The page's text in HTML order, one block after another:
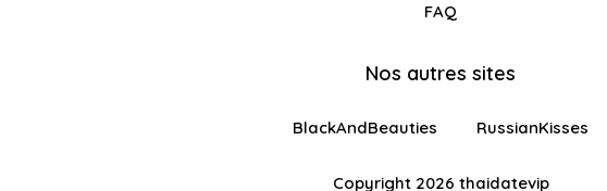
FAQ
Nos autres sites
BlackAndBeauties RussianKisses
Copyright 2026 thaidatevip